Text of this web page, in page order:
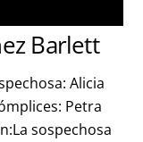
Barlett
Alicia
Petra
sospechosa